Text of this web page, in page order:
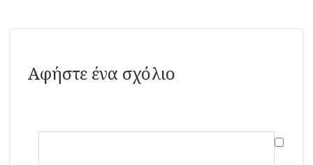
Αφήστε ένα σχόλιο